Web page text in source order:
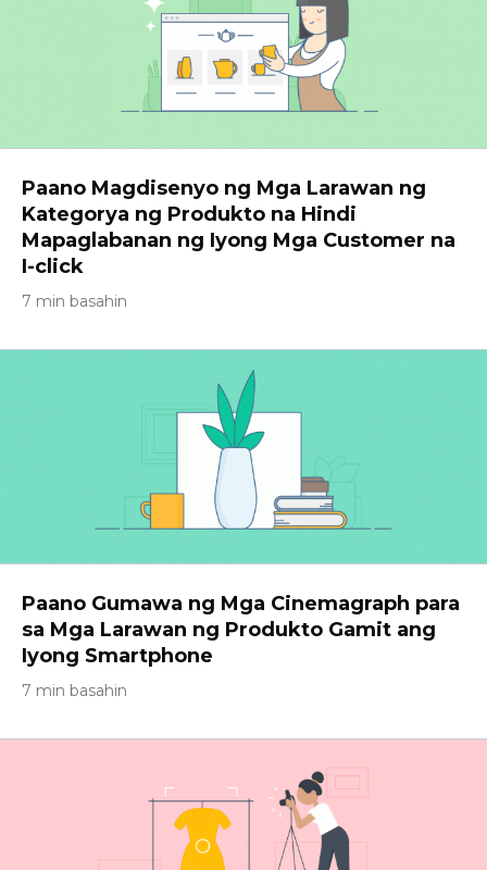
Paano Magdisenyo ng Mga Larawan ng
Kategorya ng Produkto na Hindi
Mapaglabanan ng Iyong Mga Customer na
I-click
7 min basahin
Paano Gumawa ng Mga Cinemagraph para
sa Mga Larawan ng Produkto Gamit ang
Iyong Smartphone
7 min basahin